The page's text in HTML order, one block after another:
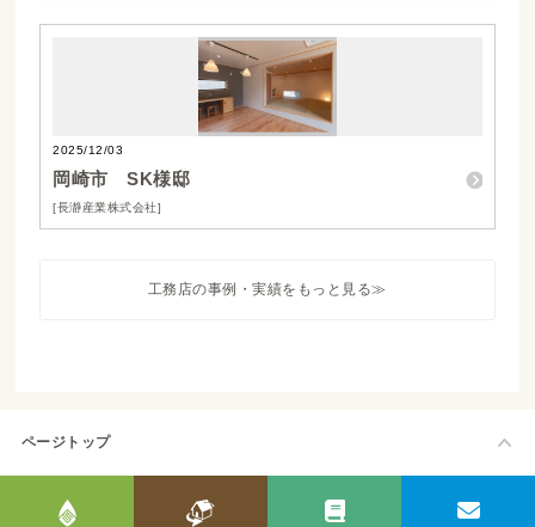
2025/12/03
岡崎市 SK様邸
[長瀞産業株式会社]
工務店の事例・実績をもっと見る≫
ページトップ